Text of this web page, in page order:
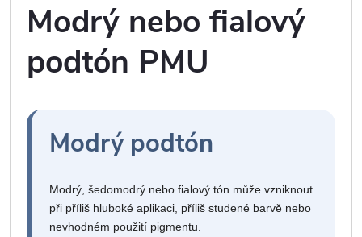
Modrý nebo fialový
podtón PMU
Modrý podtón
Modrý, šedomodrý nebo fialový tón může vzniknout
při příliš hluboké aplikaci, příliš studené barvě nebo
nevhodném použití pigmentu.